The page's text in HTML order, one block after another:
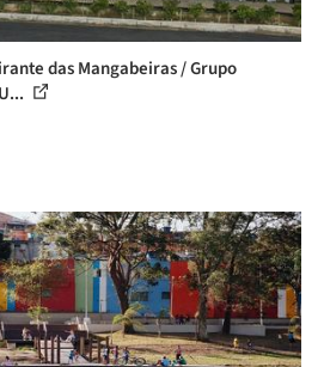
das Mangabeiras / Grupo